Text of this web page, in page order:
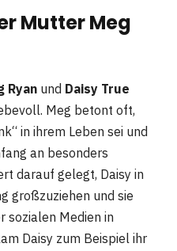
Mutter Meg
Ryan und Daisy True
Meg betont oft,
in ihrem Leben sei und
an besonders
darauf gelegt, Daisy in
großzuziehen und sie
sozialen Medien in
Daisy zum Beispiel ihr